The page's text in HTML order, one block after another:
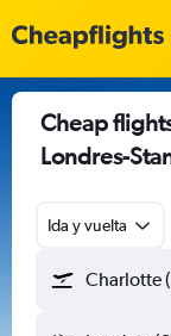
Cheap
Londres-
Ida y vuelta
Charlotte